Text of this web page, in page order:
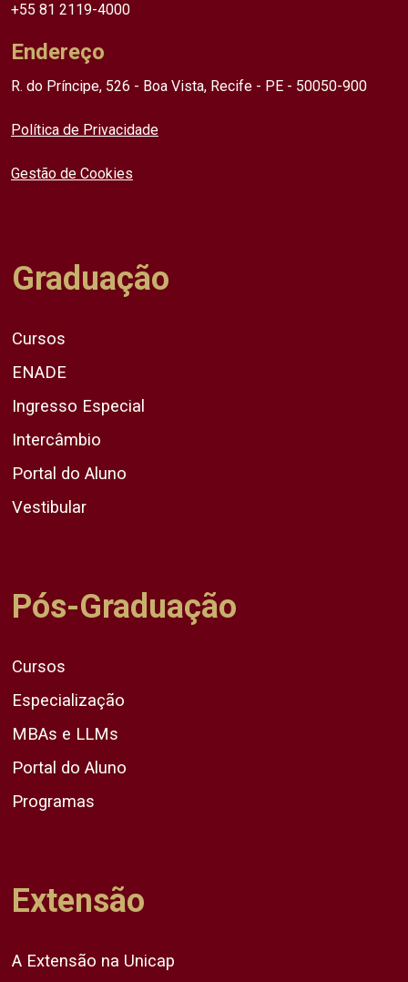
+55 81 2119-4000
Endereço
R. do Príncipe, 526 - Boa Vista, Recife - PE - 50050-900
Política de Privacidade
Gestão de Cookies
Graduação
Cursos
ENADE
Ingresso Especial
Intercâmbio
Portal do Aluno
Vestibular
Pós-Graduação
Cursos
Especialização
MBAs e LLMs
Portal do Aluno
Programas
Extensão
A Extensão na Unicap